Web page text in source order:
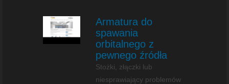
Armatura do
spawania
orbitalnego z
pewnego źródła
Stożki, złączki lub
niesprawiający problemów